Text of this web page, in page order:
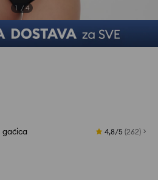
1 /4
gaćica 4,8/5 (262)